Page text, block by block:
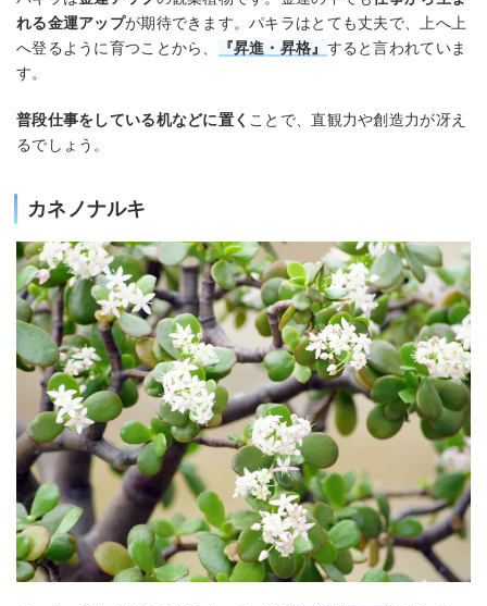
れる金運アップが期待できます。パキラはとても丈夫で、上へ上
へ登るように育つことから、
『昇進・昇格』 すると言われていま
す。
普段仕事をしている机などに置く ことで、直観力や創造力が冴え
るでしょう。
カネノナルキ